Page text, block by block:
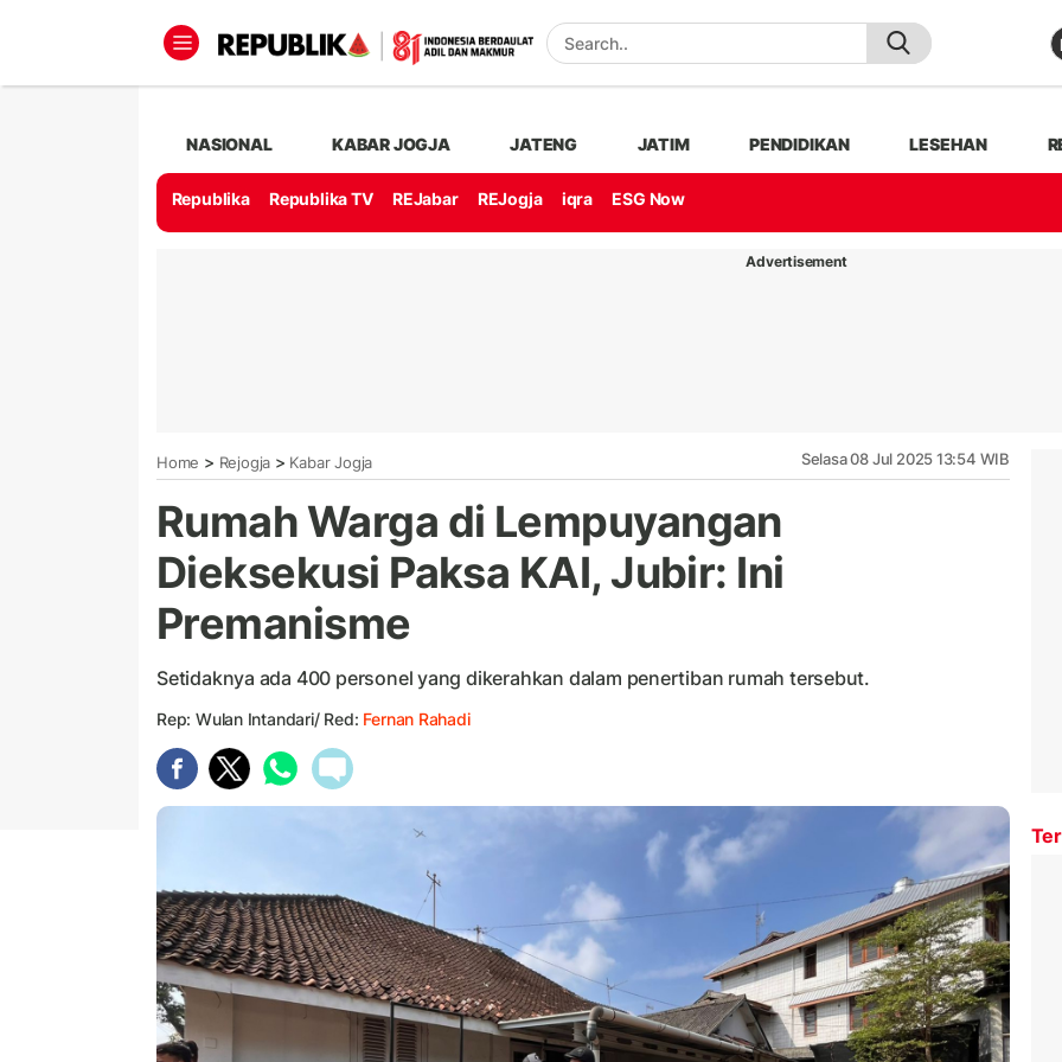
NASIONAL KABAR JOGJA JATENG JATIM PENDIDIKAN LESEHAN
Republika Republika TV REJabar REJogja iqra ESG Now
Advertisement
Home > Rejogja > Kabar Jogja Selasa 08 Jul 2025 13:54 WIB
Rumah Warga di Lempuyangan
Dieksekusi Paksa KAI, Jubir: Ini
Premanisme
Setidaknya ada 400 personel yang dikerahkan dalam penertiban rumah tersebut.
Rep: Wulan Intandari/ Red: Fernan Rahadi